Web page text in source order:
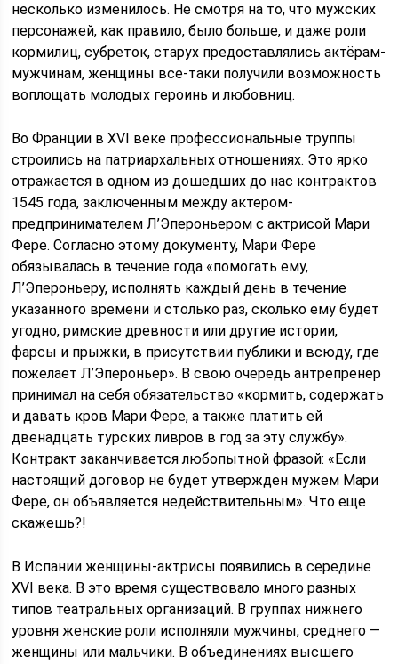
несколько изменилось. Не смотря на то, что мужских
персонажей, как правило, было больше, и даже роли
кормилиц, субреток, старух предоставлялись актёрам-
мужчинам, женщины все-таки получили возможность
воплощать молодых героинь и любовниц.
Во Франции в XVI веке профессиональные труппы
строились на патриархальных отношениях. Это ярко
отражается в одном из дошедших до нас контрактов
1545 года, заключенным между актером-
предпринимателем Л’Эпероньером с актрисой Мари
Фере. Согласно этому документу, Мари Фере
обязывалась в течение года «помогать ему,
Л’Эпероньеру, исполнять каждый день в течение
указанного времени и столько раз, сколько ему будет
угодно, римские древности или другие истории,
фарсы и прыжки, в присутствии публики и всюду, где
пожелает Л’Эпероньер». В свою очередь антрепренер
принимал на себя обязательство «кормить, содержать
и давать кров Мари Фере, а также платить ей
двенадцать турских ливров в год за эту службу».
Контракт заканчивается любопытной фразой: «Если
настоящий договор не будет утвержден мужем Мари
Фере, он объявляется недействительным». Что еще
скажешь?!
В Испании женщины-актрисы появились в середине
XVI века. В это время существовало много разных
типов театральных организаций. В группах нижнего
уровня женские роли исполняли мужчины, среднего —
женщины или мальчики. В объединениях высшего